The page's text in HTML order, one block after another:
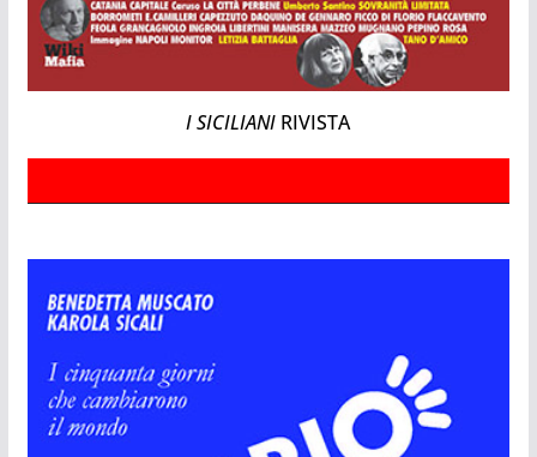
I SICILIANI RIVISTA